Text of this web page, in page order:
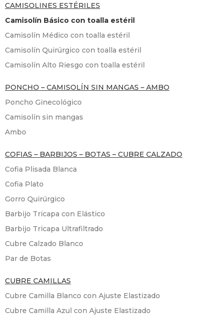
CAMISOLINES ESTÉRILES
Camisolín Básico con toalla estéril
Camisolín Médico con toalla estéril
Camisolín Quirúrgico con toalla estéril
Camisolín Alto Riesgo con toalla estéril
PONCHO – CAMISOLÍN SIN MANGAS – AMBO
Poncho Ginecológico
Camisolín sin mangas
Ambo
COFIAS – BARBIJOS – BOTAS – CUBRE CALZADO
Cofia Plisada Blanca
Cofia Plato
Gorro Quirúrgico
Barbijo Tricapa con Elástico
Barbijo Tricapa Ultrafiltrado
Cubre Calzado Blanco
Par de Botas
CUBRE CAMILLAS
Cubre Camilla Blanco con Ajuste Elastizado
Cubre Camilla Azul con Ajuste Elastizado